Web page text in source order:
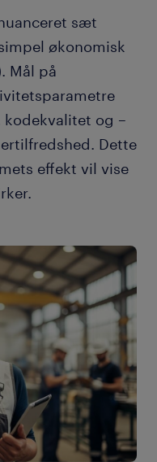
sæt
økonomisk
Mål på
kodekvalitet og –
Dette
effekt vil vise